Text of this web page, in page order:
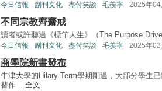
今日信報 副刊文化 盡付笑談 毛羨寧 2025年04
不同宗教齊齋戒
讀者或許聽過《標竿人生》（The Purpose
今日信報 副刊文化 盡付笑談 毛羨寧 2025年03
商學院新書發布
牛津大學的Hilary Term學期剛過，大部分學生
替作 ...全文